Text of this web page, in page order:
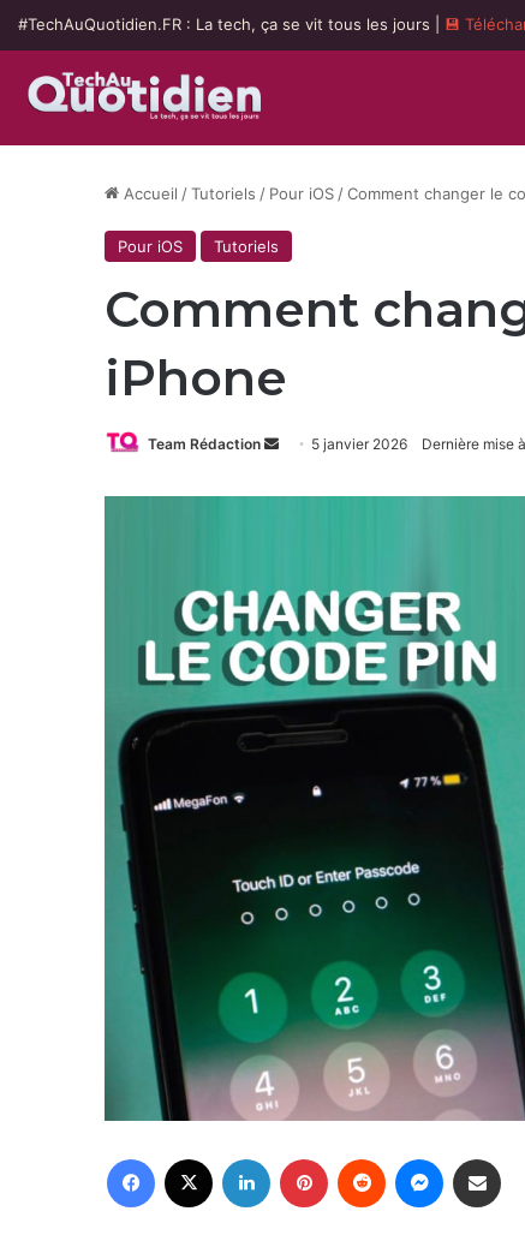
#TechAuQuotidien.FR : La tech, ça se vit tous les jours | 💾
Accueil /Tutoriels / Pour iOS /Comment changer le
Pour iOS Tutoriels
Comment
iPhone
Team Rédaction
Envoyer
courriel
5 janvier 2026 Dernière mise
Facebook Linkedin Pinterest Reddit Messenger